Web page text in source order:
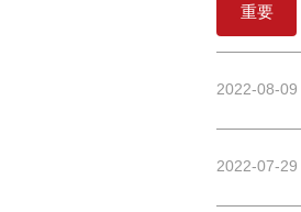
重要
2022-08-09
2022-07-29